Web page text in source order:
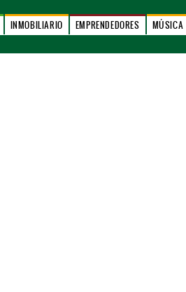
INMOBILIARIO EMPRENDEDORES MÚSICA